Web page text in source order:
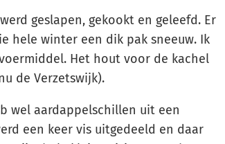
geslapen, gekookt en geleefd. Er
hele winter een dik pak sneeuw. Ik
Het hout voor de kachel
de Verzetswijk).
wel aardappelschillen uit een
een keer vis uitgedeeld en daar